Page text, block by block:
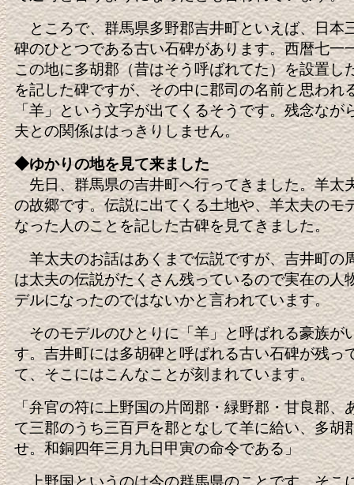
ところで、群馬県多野郡吉井町といえば、日本
碑のひとつである古い石碑があります。西暦七一
この地に多胡郡（昔はそう呼ばれてた）を設置し
を記した碑ですが、その中に郡司の名前と思われ
「羊」という文字が出てくるそうです。残念なが
夫との関係ははっきりしません。
◆ゆかりの地を見て来ました
先日、群馬県の吉井町へ行ってきました。羊太
の故郷です。伝説に出てくる土地や、羊太夫のモ
なった人のことを記した古碑を見てきました。
羊太夫のお話はあくまで伝説ですが、吉井町の
は太夫の伝説がたくさん残っているので実在の人
デルになったのではないかと言われています。
そのモデルのひとりに「羊」と呼ばれる豪族が
す。吉井町には多胡碑と呼ばれる古い石碑が残っ
て、そこにはこんなことが刻まれています。
「弁官の符に上野国の片岡郡・緑野郡・甘良郡、
て三郡のうち三百戸を郡となして羊に給い、多胡
せ。和銅四年三月九日甲寅の命令である」
上野国というのは今の群馬県のことです。そこ